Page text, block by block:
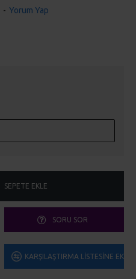
- Yorum Yap
SEPETE EKLE
SORU SOR
KARŞILAŞTIRMA LISTESINE EKLE